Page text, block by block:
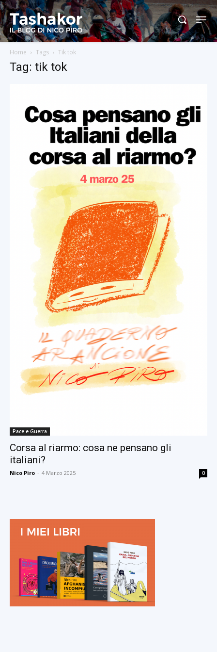
Home Tags Tik tok
Tag: tik tok
Pace e Guerra
Corsa al riarmo: cosa ne pensano gli
italiani?
Nico Piro - 4 Marzo 2025 0